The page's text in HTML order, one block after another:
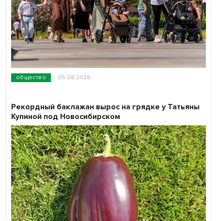
общество 05.08.2026
Рекордный баклажан вырос на грядке у Татьяны
Купиной под Новосибирском